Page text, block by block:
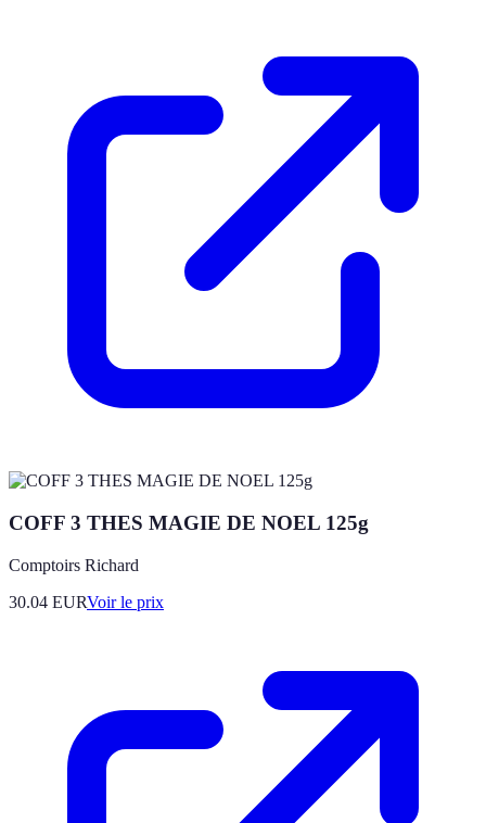
COFF 3 THES MAGIE DE NOEL 125g
Comptoirs Richard
30.04 EURVoir le prix